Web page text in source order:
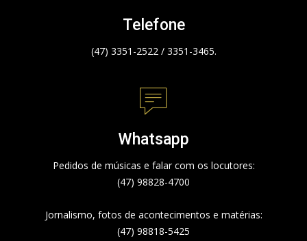
Telefone
(47) 3351-2522 / 3351-3465.
Whatsapp
Pedidos de músicas e falar com os locutores:
(47) 98828-4700
Jornalismo, fotos de acontecimentos e matérias:
(47) 98818-5425